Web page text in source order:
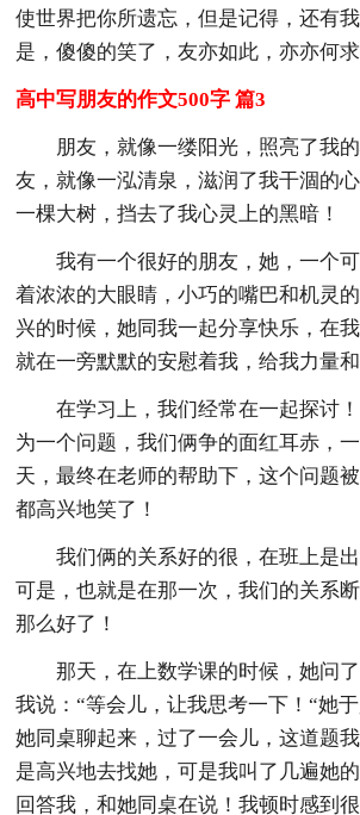
使世界把你所遗忘，但是记得，还有
是，傻傻的笑了，友亦如此，亦亦何求
高中写朋友的作文500字 篇3
朋友，就像一缕阳光，照亮了我
友，就像一泓清泉，滋润了我干涸的
一棵大树，挡去了我心灵上的黑暗！
我有一个很好的朋友，她，一个
着浓浓的大眼睛，小巧的嘴巴和机灵
兴的时候，她同我一起分享快乐，在
就在一旁默默的安慰着我，给我力量和
在学习上，我们经常在一起探讨
为一个问题，我们俩争的面红耳赤，
天，最终在老师的帮助下，这个问题
都高兴地笑了！
我们俩的关系好的很，在班上是
可是，也就是在那一次，我们的关系
那么好了！
那天，在上数学课的时候，她问
我说：“等会儿，让我思考一下！“她
她同桌聊起来，过了一会儿，这道题
是高兴地去找她，可是我叫了几遍她
回答我，和她同桌在说！我顿时感到